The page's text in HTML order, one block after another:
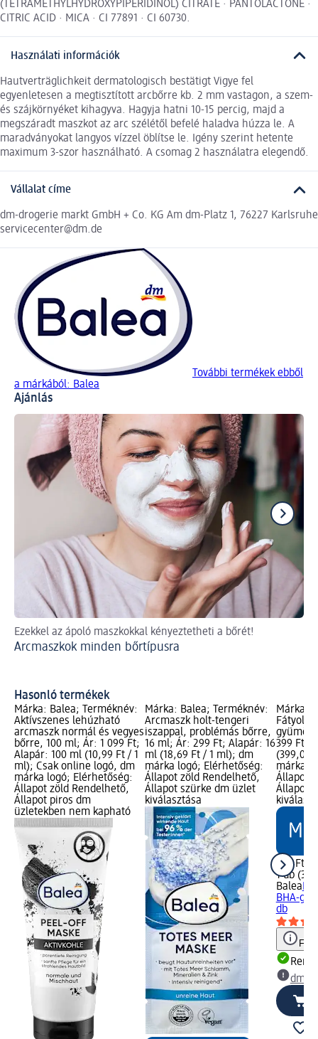
(TETRAMETHYLHYDROXYPIPERIDINOL) CITRATE · PANTOLACTONE ·
CITRIC ACID · MICA · CI 77891 · CI 60730.
Használati információk
Hautverträglichkeit dermatologisch bestätigt Vigye fel
egyenletesen a megtisztított arcbőrre kb. 2 mm vastagon, a szem-
és szájkörnyéket kihagyva. Hagyja hatni 10-15 percig, majd a
megszáradt maszkot az arc szélétől befelé haladva húzza le. A
maradványokat langyos vízzel öblítse le. Igény szerint hetente
maximum 3-szor használható. A csomag 2 használatra elegendő.
Vállalat címe
dm-drogerie markt GmbH + Co. KG Am dm-Platz 1, 76227 Karlsruhe
servicecenter@dm.de
További termékek ebből
a márkából: Balea
Ajánlás
Ezekkel az ápoló maszkokkal kényeztetheti a bőrét!
Arcmaszkok minden bőrtípusra
Hasonló termékek
Márka: Balea; Terméknév:
Aktívszenes lehúzható
arcmaszk normál és vegyes
bőrre, 100 ml; Ár: 1 099 Ft;
Alapár: 100 ml (10,99 Ft / 1
ml); Csak online logó, dm
márka logó; Elérhetőség:
Állapot zöld Rendelhető,
Állapot piros dm
üzletekben nem kapható
Márka: Balea; Terméknév:
Arcmaszk holt-tengeri
iszappal, problémás bőrre,
16 ml; Ár: 299 Ft; Alapár: 16
ml (18,69 Ft / 1 ml); dm
márka logó; Elérhetőség:
Állapot zöld Rendelhető,
Állapot szürke dm üzlet
kiválasztása
Márka:
399 Ft;
(399,00
márka
Állapot
Állapot
399 Ft
1 db
Balea
BHA-
db
dm